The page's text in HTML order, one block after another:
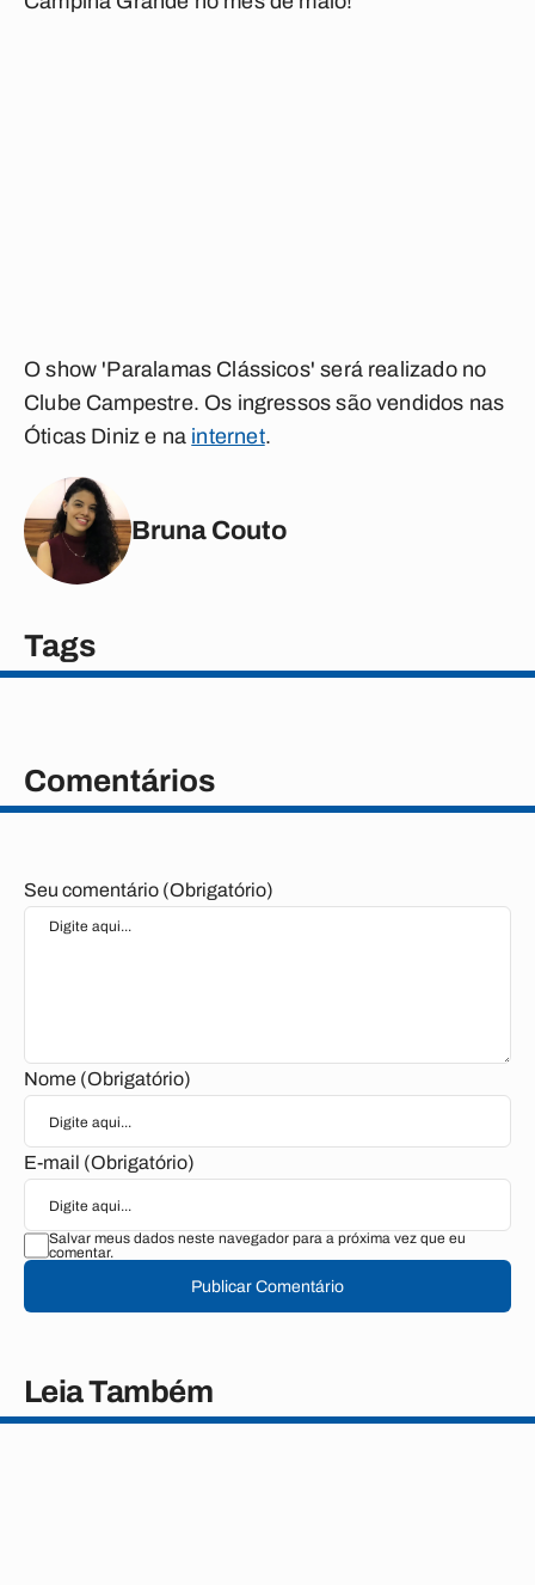
O show 'Paralamas Clássicos' será realizado no
Clube Campestre. Os ingressos são vendidos nas
Óticas Diniz e na internet.
Bruna Couto
Tags
Comentários
Seu comentário (Obrigatório)
Nome (Obrigatório)
E-mail (Obrigatório)
Salvar meus dados neste navegador para a próxima vez que eu
comentar.
Publicar Comentário
Leia Também